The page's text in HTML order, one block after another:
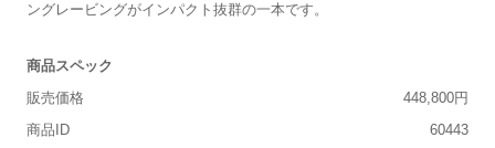
ングレービングがインパクト抜群の一本です。
商品スペック
販売価格
448,800円
商品ID
60443